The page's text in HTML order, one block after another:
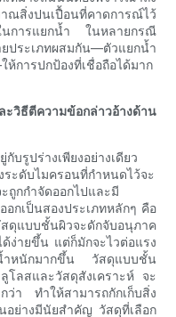
ณสิ่งปนเปื้อนที่คาดการณ์ไว้
การแยกน้ำ ในหลายกรณี
ประเภทผสมกัน—ตัวแยกน้ำ
การปกป้องที่เชื่อถือได้มาก
ตีความข้อกล่าวอ้างด้าน
บรูปร่างเพียงอย่างเดียว
ะดับไมครอนที่กำหนดไว้จะ
ถูกกำจัดออกไปและมี
อกเป็นสองประเภทหลักๆ คือ
แบบชั้นผิวจะดักจับอนุภาค
ง่ายขึ้น แต่ก็มักจะไวต่อแรง
น้ำหนักมากขึ้น วัสดุแบบชั้น
โลสและวัสดุสังเคราะห์ จะ
ว่า ทำให้สามารถกักเก็บสิ่ง
อย่างมีนัยสำคัญ วัสดุที่เลือก